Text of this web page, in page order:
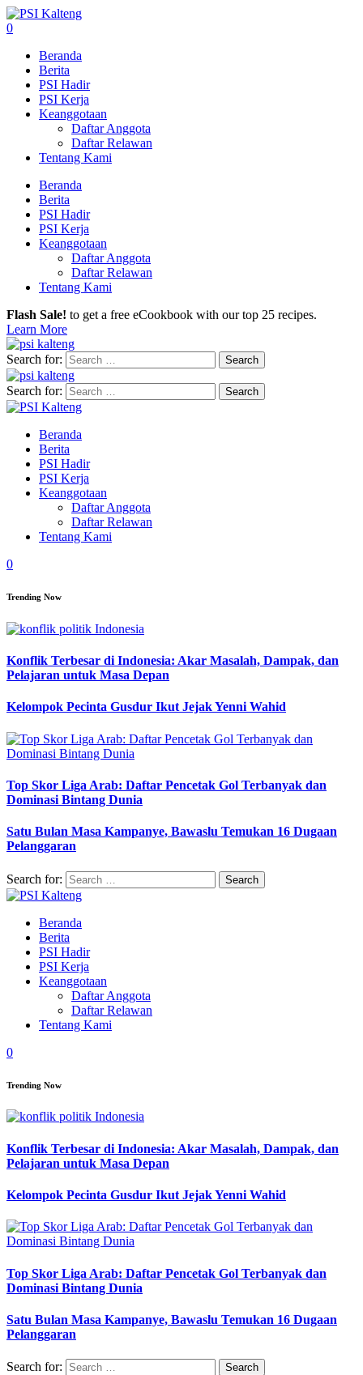
0
Beranda
Berita
PSI Hadir
PSI Kerja
Keanggotaan
Daftar Anggota
Daftar Relawan
Tentang Kami
Beranda
Berita
PSI Hadir
PSI Kerja
Keanggotaan
Daftar Anggota
Daftar Relawan
Tentang Kami
Flash Sale! to get a free eCookbook with our top 25 recipes.
Learn More
Search for:
Search for:
Beranda
Berita
PSI Hadir
PSI Kerja
Keanggotaan
Daftar Anggota
Daftar Relawan
Tentang Kami
0
Trending Now
Konflik Terbesar di Indonesia: Akar Masalah, Dampak, dan
Pelajaran untuk Masa Depan
Kelompok Pecinta Gusdur Ikut Jejak Yenni Wahid
Top Skor Liga Arab: Daftar Pencetak Gol Terbanyak dan
Dominasi Bintang Dunia
Satu Bulan Masa Kampanye, Bawaslu Temukan 16 Dugaan
Pelanggaran
Search for:
Beranda
Berita
PSI Hadir
PSI Kerja
Keanggotaan
Daftar Anggota
Daftar Relawan
Tentang Kami
0
Trending Now
Konflik Terbesar di Indonesia: Akar Masalah, Dampak, dan
Pelajaran untuk Masa Depan
Kelompok Pecinta Gusdur Ikut Jejak Yenni Wahid
Top Skor Liga Arab: Daftar Pencetak Gol Terbanyak dan
Dominasi Bintang Dunia
Satu Bulan Masa Kampanye, Bawaslu Temukan 16 Dugaan
Pelanggaran
Search for: